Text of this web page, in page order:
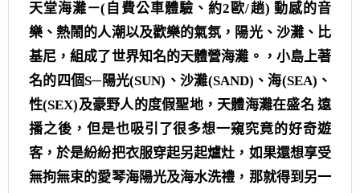
天堂海灘－(自費公車體驗、約2歐/趟) 動感的音
樂、熱鬧的人潮以及歡樂的氣氛，陽光、沙灘、比
基尼，組成了世界知名的天體營海灘。，小島上著
名的四個S─陽光(SUN)、沙灘(SAND)、海(SEA)、
性(SEX)及豪野人的度假聖地，天體海灘在盛名 遠
播之後，但是也吸引了很多想一窺究竟的好奇遊
客，於是紛紛把衣服穿起另起爐灶，如果還想享受
無拘無束的愛琴海陽光及海水洗禮，那就得到另一